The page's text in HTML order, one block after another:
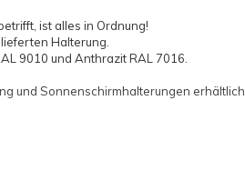
ist alles in Ordnung!
Halterung.
9010 und Anthrazit RAL 7016.
und Sonnenschirmhalterungen erhältlich.